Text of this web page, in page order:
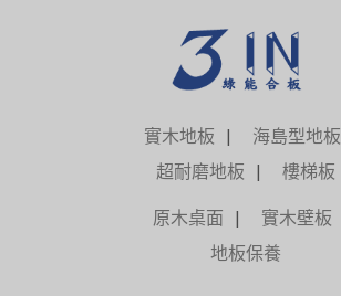
實木地板
海島型地板
超耐磨地板
樓梯板
原木桌面
實木壁板
地板保養